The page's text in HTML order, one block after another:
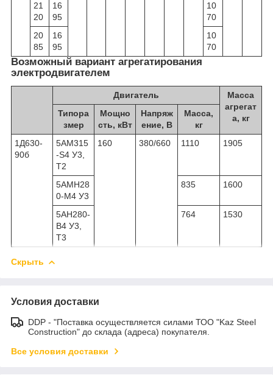
21
20
16
95
10
70
20
85
16
95
10
70
Возможный вариант агрегатирования
электродвигателем
Двигатель
Масса
агрегат
а, кг
Типора
змер
Мощно
сть, кВт
Напряж
ение, В
Масса,
кг
1Д630-
90б
5AM315
-S4 У3,
T2
160 380/660 1110 1905
5АМН28
0-М4 У3
835 1600
5АН280-
В4 У3,
Т3
764 1530
Скрыть
Условия доставки
DDP - "Поставка осуществляется силами ТОО "Kaz Steel
Construction" до склада (адреса) покупателя.
Все условия доставки